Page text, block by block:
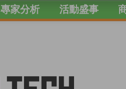
專家分析 活動盛事